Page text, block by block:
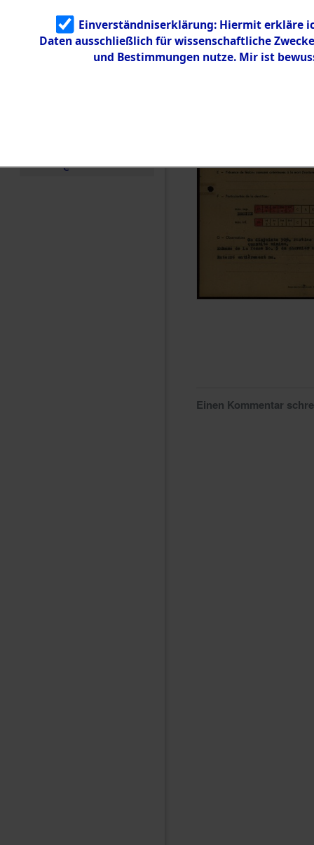
Identifizierun
g
5.3.3
Todesmärsch
e
Einen Kommentar
Einverständniserklärung: Hiermit erkläre
Daten ausschließlich für wissenschaftliche
und Bestimmungen nutze. Mir ist